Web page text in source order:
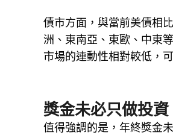
債市方面，與當前美債相
洲、東南亞、東歐、中東
市場的連動性相對較低，
獎金未必只做投
值得強調的是，年終獎金